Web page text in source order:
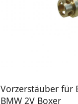
Vorzerstäuber für
BMW 2V Boxer